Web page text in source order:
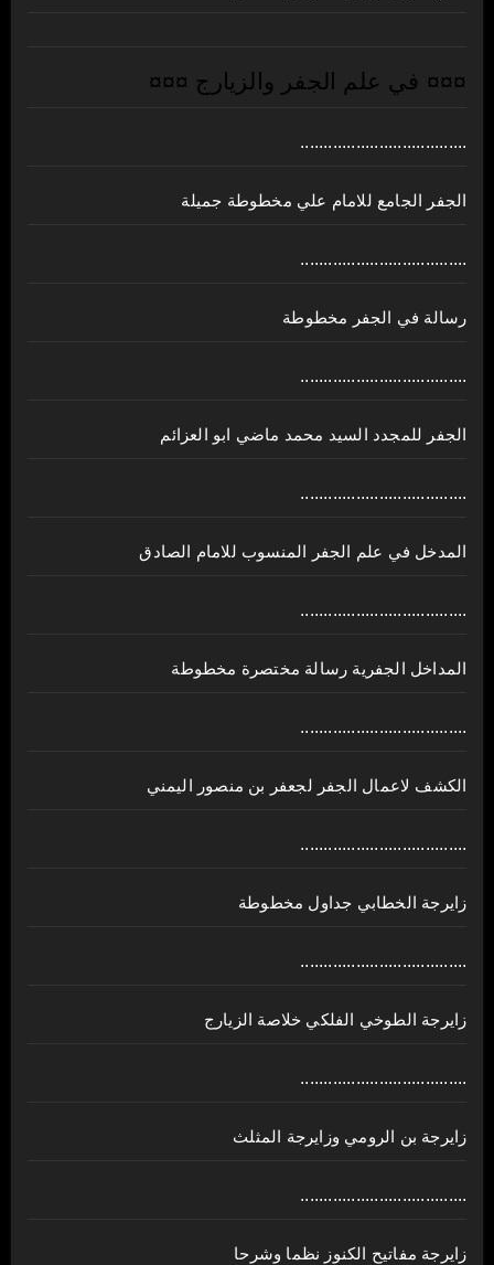
¤¤¤ في علم الجفر والزيارج ¤¤¤
....................................
الجفر الجامع للامام علي مخطوطة جميلة
....................................
رسالة في الجفر مخطوطة
....................................
الجفر للمجدد السيد محمد ماضي ابو العزائم
....................................
المدخل في علم الجفر المنسوب للامام الصادق
....................................
المداخل الجفرية رسالة مختصرة مخطوطة
....................................
الكشف لاعمال الجفر لجعفر بن منصور اليمني
....................................
زايرجة الخطابي جداول مخطوطة
....................................
زايرجة الطوخي الفلكي خلاصة الزيارج
....................................
زايرجة بن الرومي وزايرجة المثلث
....................................
زايرجة مفاتيح الكنوز نظما وشرحا